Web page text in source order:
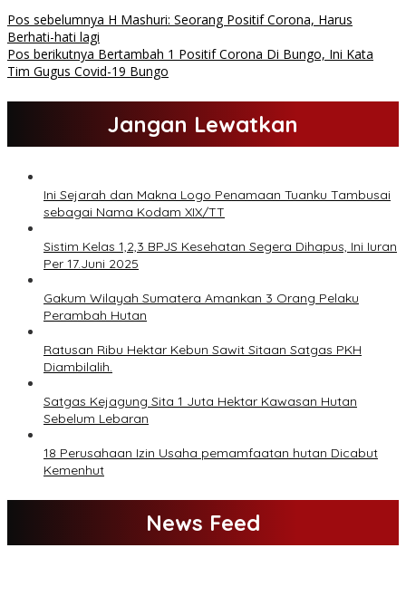
Pos sebelumnya H Mashuri: Seorang Positif Corona, Harus
Berhati-hati lagi
Pos berikutnya Bertambah 1 Positif Corona Di Bungo, Ini Kata
Tim Gugus Covid-19 Bungo
Jangan Lewatkan
Ini Sejarah dan Makna Logo Penamaan Tuanku Tambusai
sebagai Nama Kodam XIX/TT
Sistim Kelas 1,2,3 BPJS Kesehatan Segera Dihapus, Ini Iuran
Per 17.Juni 2025
Gakum Wilayah Sumatera Amankan 3 Orang Pelaku
Perambah Hutan
Ratusan Ribu Hektar Kebun Sawit Sitaan Satgas PKH
Diambilalih.
Satgas Kejagung Sita 1 Juta Hektar Kawasan Hutan
Sebelum Lebaran
18 Perusahaan Izin Usaha pemamfaatan hutan Dicabut
Kemenhut
News Feed